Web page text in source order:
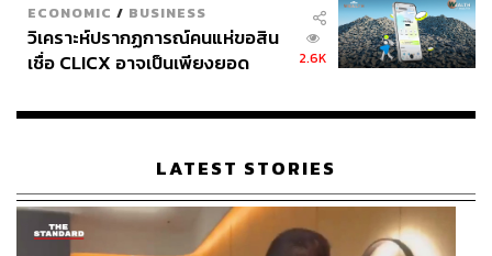
240
ABOUT THE AUTHOR
THE STANDARD TEAM
กองบรรณาธิการ THE STANDARD
ABOUT THE PHOTOGRAPHER
ECONOMIC / BUSINESS
วิเคราะห์ปรากฏการณ์คนแห่ขอสิน
เชื่อ CLICX อาจเป็นเพียงยอด
เรือนไทยที่ถูกซุกไว้
2.6K
LATEST STORIES